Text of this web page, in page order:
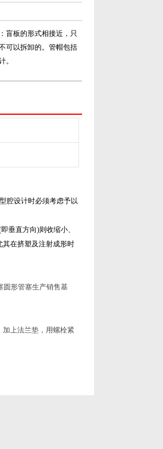
盲板的形式相接近，只
可以拆卸的。管帽包括
。
腔设计时必须考虑予以
垂直方向)则收缩小、
在挤塑及注射成形时
圆形管塞生产销售基
上法兰垫，用螺栓紧